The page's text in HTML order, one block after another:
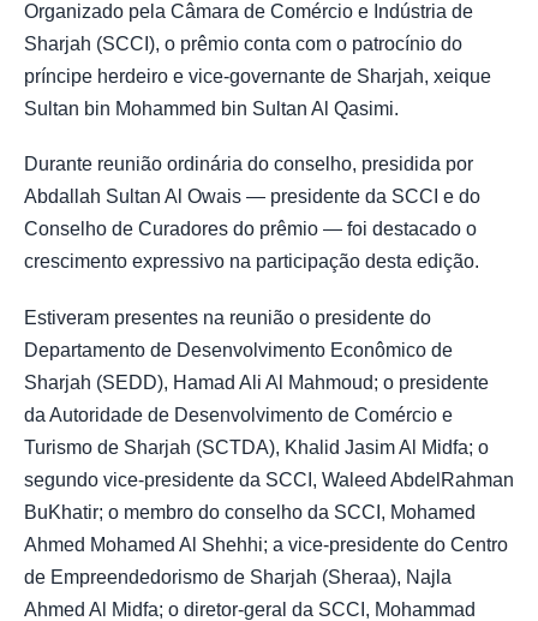
Organizado pela Câmara de Comércio e Indústria de
Sharjah (SCCI), o prêmio conta com o patrocínio do
príncipe herdeiro e vice-governante de Sharjah, xeique
Sultan bin Mohammed bin Sultan Al Qasimi.
Durante reunião ordinária do conselho, presidida por
Abdallah Sultan Al Owais — presidente da SCCI e do
Conselho de Curadores do prêmio — foi destacado o
crescimento expressivo na participação desta edição.
Estiveram presentes na reunião o presidente do
Departamento de Desenvolvimento Econômico de
Sharjah (SEDD), Hamad Ali Al Mahmoud; o presidente
da Autoridade de Desenvolvimento de Comércio e
Turismo de Sharjah (SCTDA), Khalid Jasim Al Midfa; o
segundo vice-presidente da SCCI, Waleed AbdelRahman
BuKhatir; o membro do conselho da SCCI, Mohamed
Ahmed Mohamed Al Shehhi; a vice-presidente do Centro
de Empreendedorismo de Sharjah (Sheraa), Najla
Ahmed Al Midfa; o diretor-geral da SCCI, Mohammad